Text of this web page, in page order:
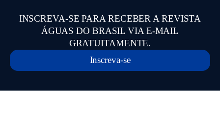
INSCREVA-SE PARA RECEBER A REVISTA
ÁGUAS DO BRASIL VIA E-MAIL
GRATUITAMENTE.
Inscreva-se